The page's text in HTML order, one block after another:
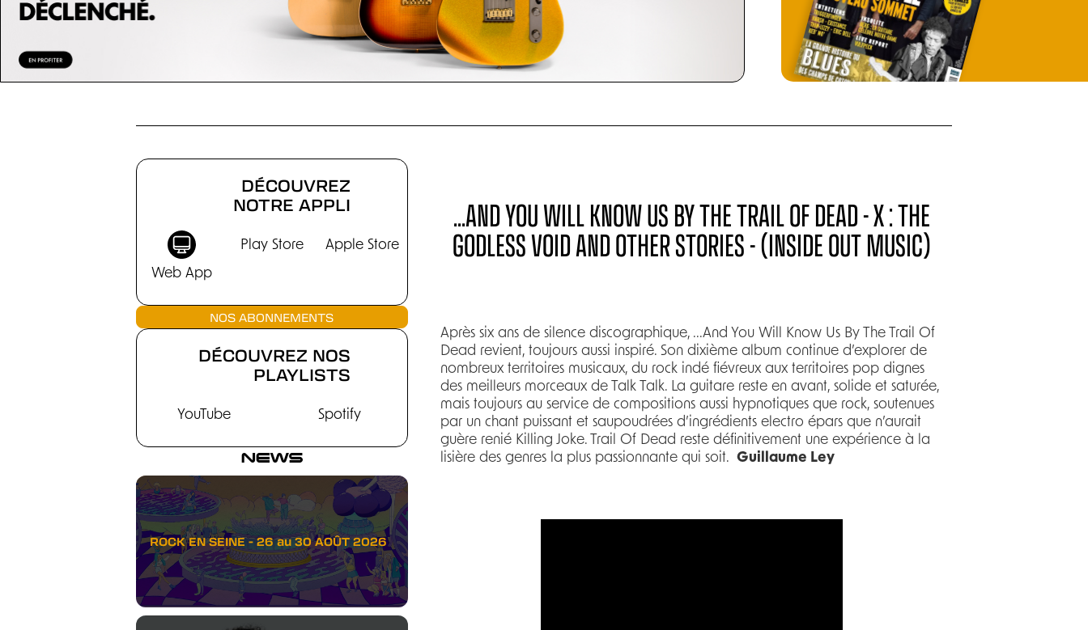
CHRONIQUES
DÉCOUVREZ
NOTRE APPLI
Web App
Play Store Apple Store
NOS ABONNEMENTS
DÉCOUVREZ NOS
PLAYLISTS
YouTube Spotify
NEWS
ROCK EN SEINE - 26 au 30 AOÛT 2026
...AND YOU WILL KNOW US BY THE TRAIL OF DEAD - X : THE
GODLESS VOID AND OTHER STORIES - (INSIDE OUT MUSIC)
Après six ans de silence discographique, ...And You Will Know Us By The Trail Of
Dead revient, toujours aussi inspiré. Son dixième album continue d’explorer de
nombreux territoires musicaux, du rock indé fiévreux aux territoires pop dignes
des meilleurs morceaux de Talk Talk. La guitare reste en avant, solide et saturée,
mais toujours au service de compositions aussi hypnotiques que rock, soutenues
par un chant puissant et saupoudrées d’ingrédients electro épars que n’aurait
guère renié Killing Joke. Trail Of Dead reste définitivement une expérience à la
lisière des genres la plus passionnante qui soit. Guillaume Ley